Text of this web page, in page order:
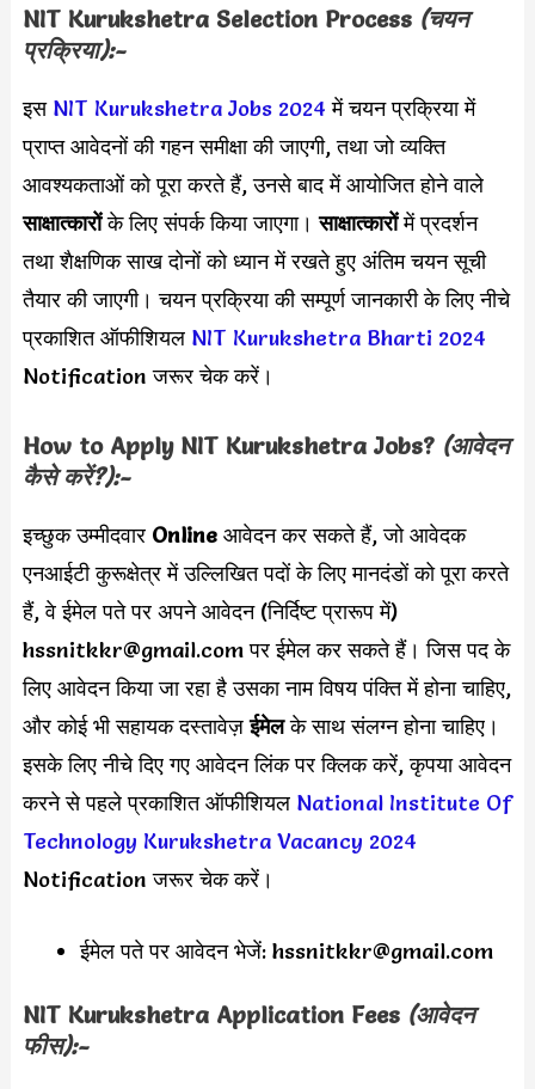
NIT Kurukshetra Selection Process (चयन
प्रक्रिया):-
इस NIT Kurukshetra Jobs 2024 में चयन प्रक्रिया में
प्राप्त आवेदनों की गहन समीक्षा की जाएगी, तथा जो व्यक्ति
आवश्यकताओं को पूरा करते हैं, उनसे बाद में आयोजित होने वाले
साक्षात्कारोंके लिए संपर्क किया जाएगा।साक्षात्कारोंमें प्रदर्शन
तथा शैक्षणिक साख दोनों को ध्यान में रखते हुए अंतिम चयन सूची
तैयार की जाएगी। चयन प्रक्रिया की सम्पूर्ण जानकारी के लिए नीचे
प्रकाशित ऑफीशियल NIT Kurukshetra Bharti 2024
Notification जरूर चेक करें।
How to Apply NIT Kurukshetra Jobs?(आवेदन
कैसे करें?):-
इच्छुक उम्मीदवार Onlineआवेदन कर सकते हैं, जो आवेदक
एनआईटी कुरूक्षेत्र में उल्लिखित पदों के लिए मानदंडों को पूरा करते
हैं, वे ईमेल पते पर अपने आवेदन (निर्दिष्ट प्रारूप में)
hssnitkkr@gmail.comपर ईमेल कर सकते हैं। जिस पद के
लिए आवेदन किया जा रहा है उसका नाम विषय पंक्ति में होना चाहिए,
और कोई भी सहायक दस्तावेज़ईमेलके साथ संलग्न होना चाहिए।
इसके लिए नीचे दिए गए आवेदन लिंक पर क्लिक करें, कृपया आवेदन
करने से पहले प्रकाशित ऑफीशियल National Institute Of
Technology Kurukshetra Vacancy 2024
Notification जरूर चेक करें।
ईमेल पते पर आवेदन भेजें: hssnitkkr@gmail.com
NIT Kurukshetra Application Fees (आवेदन
फीस):-